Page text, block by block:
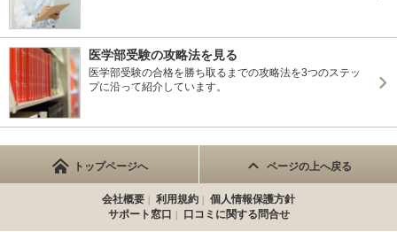
医学部受験の攻略法を見る
医学部受験の合格を勝ち取るまでの攻略法を3つのステッ
プに沿って紹介しています。
トップページへ ページの上へ戻る
会社概要 利用規約
個人情報保護方針
サポート窓口
口コミに関する問合せ